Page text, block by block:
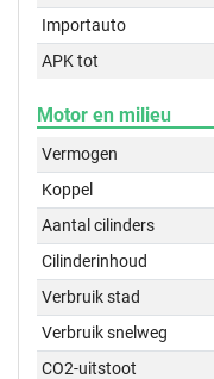
Importauto
APK tot
Motor en milieu
Vermogen
Koppel
Aantal cilinders
Cilinderinhoud
Verbruik stad
Verbruik snelweg
CO2-uitstoot